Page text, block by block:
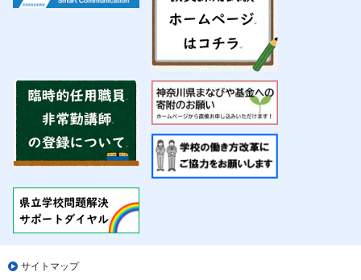
サイトマップ